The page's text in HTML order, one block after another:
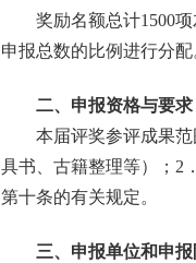
奖励名额总计1500项
申报总数的比例进行分
二、申报资格与要求
本届评奖参评成果范围
具书、古籍整理等）；2
第十条的有关规定。
三、申报单位和申